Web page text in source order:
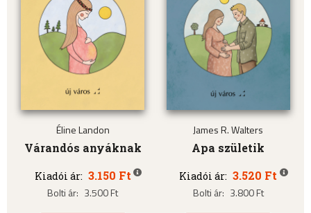
Éline Landon
Várandós anyáknak
Kiadói ár: 3.150 Ft
Bolti ár: 3.500 Ft
James R. Walters
Apa születik
Kiadói ár: 3.520 Ft
Bolti ár: 3.800 Ft